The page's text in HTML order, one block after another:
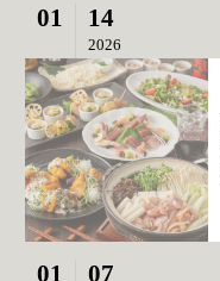
01 14
2026
01 07